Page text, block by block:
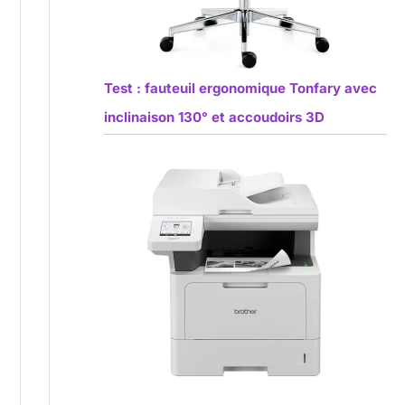
Test : fauteuil ergonomique Tonfary avec
inclinaison 130° et accoudoirs 3D